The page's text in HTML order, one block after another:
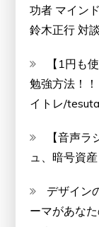
功者 マイン
鈴木正行 対
【1円も
勉強方法！
イトレ/
【音声
ュ、暗号資
デザイン
ーマがあな